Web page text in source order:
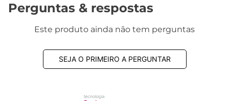
Perguntas & respostas
Este produto ainda não tem perguntas
SEJA O PRIMEIRO A PERGUNTAR